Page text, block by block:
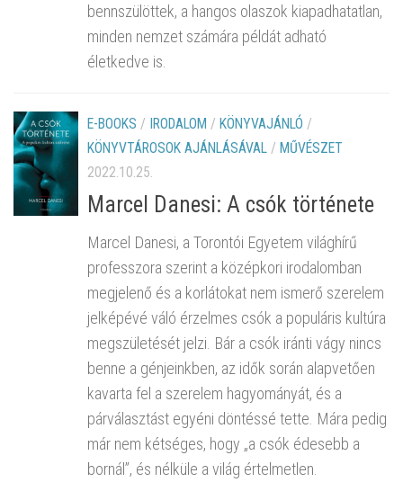
bennszülöttek, a hangos olaszok kiapadhatatlan,
minden nemzet számára példát adható
életkedve is.
E-BOOKS / IRODALOM / KÖNYVAJÁNLÓ /
KÖNYVTÁROSOK AJÁNLÁSÁVAL / MŰVÉSZET
2022.10.25.
Marcel Danesi: A csók története
Marcel Danesi, a Torontói Egyetem világhírű
professzora szerint a középkori irodalomban
megjelenő és a korlátokat nem ismerő szerelem
jelképévé váló érzelmes csók a populáris kultúra
megszületését jelzi. Bár a csók iránti vágy nincs
benne a génjeinkben, az idők során alapvetően
kavarta fel a szerelem hagyományát, és a
párválasztást egyéni döntéssé tette. Mára pedig
már nem kétséges, hogy „a csók édesebb a
bornál”, és nélküle a világ értelmetlen.